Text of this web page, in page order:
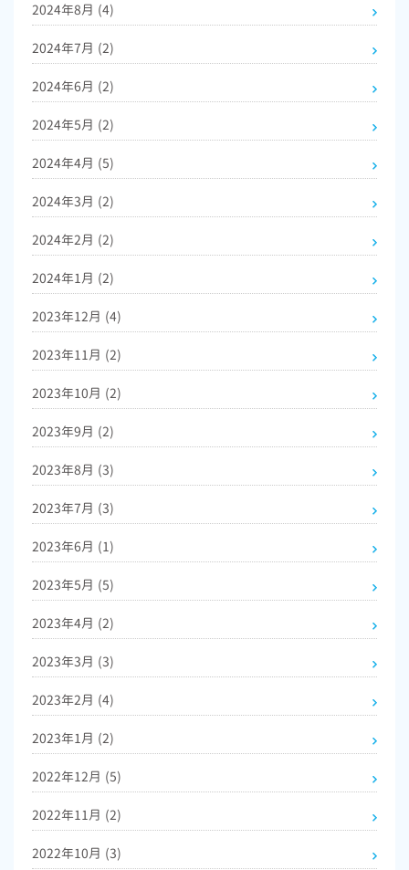
2024年8月 (4)
2024年7月 (2)
2024年6月 (2)
2024年5月 (2)
2024年4月 (5)
2024年3月 (2)
2024年2月 (2)
2024年1月 (2)
2023年12月 (4)
2023年11月 (2)
2023年10月 (2)
2023年9月 (2)
2023年8月 (3)
2023年7月 (3)
2023年6月 (1)
2023年5月 (5)
2023年4月 (2)
2023年3月 (3)
2023年2月 (4)
2023年1月 (2)
2022年12月 (5)
2022年11月 (2)
2022年10月 (3)